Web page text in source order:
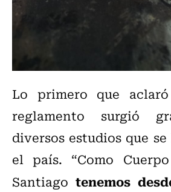
Lo primero que
reglamento surgió
diversos estudios que
el país. “Como
Santiago tenemos